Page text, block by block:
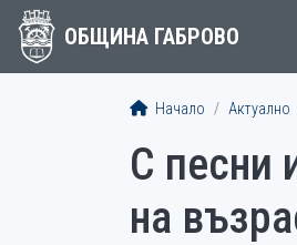
ОБЩИНА ГАБРОВО
Начало Актуално
С песни
на